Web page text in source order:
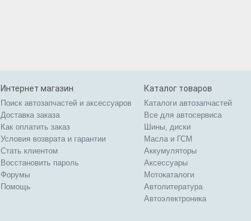
Интернет магазин
Поиск автозапчастей и аксессуаров
Доставка заказа
Как оплатить заказ
Условия возврата и гарантии
Стать клиентом
Восстановить пароль
Форумы
Помощь
Каталог товаров
Каталоги автозапчастей
Все для автосервиса
Шины, диски
Масла и ГСМ
Аккумуляторы
Аксессуары
Мотокаталоги
Автолитература
Автоэлектроника